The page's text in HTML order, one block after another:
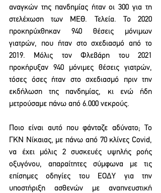
αναγκών της πανδημίας ήταν οι 300 για τη
στελέχωση των ΜΕΘ. Τελεία. Το 2020
προκηρύχθηκαν 940 θέσεις μόνιμων
γιατρών, που ήταν στο σχεδιασμό από το
2019. Μόλις τον Φλεβάρη του 2021
προκήρυξαν 940 μόνιμες θέσεις γιατρών,
τόσες όσες ήταν στο σχεδιασμό πριν την
εκδήλωση της πανδημίας, κι ενώ ήδη
μετρούσαμε πάνω από 6.000 νεκρούς.
Ποιο είναι αυτό που φάνταζε αδύνατο; Το
ΓΚΝ Νίκαιας, με πάνω από 70 κλίνες Covid,
να έχει μόλις 2 συσκευές υψηλής ροής
οξυγόνου, απαραίτητες σύμφωνα με τις
επίσημες οδηγίες του ΕΟΔΥ για την
υποστήριξη ασθενών με αναπνευστική